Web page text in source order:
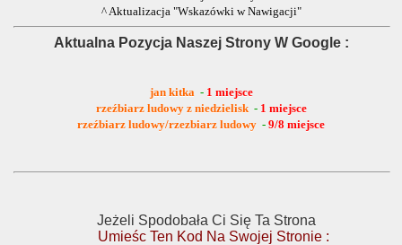
^ Aktualizacja "Wskazówki w Nawigacji"
Aktualna Pozycja Naszej Strony W Google :
jan kitka - 1 miejsce
rzeźbiarz ludowy z niedzielisk - 1 miejsce
rzeźbiarz ludowy/rzezbiarz ludowy - 9/8 miejsce
Jeżeli Spodobała Ci Się Ta Strona
Umieśc Ten Kod Na Swojej Stronie :